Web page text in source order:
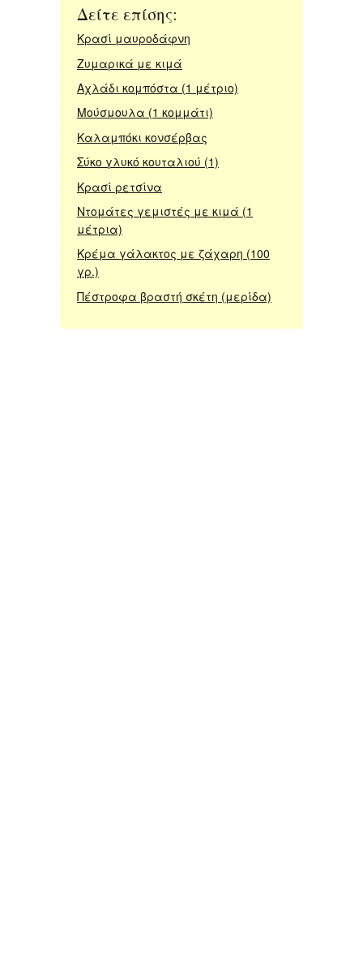
Δείτε επίσης:
Κρασί μαυροδάφνη
Ζυμαρικά με κιμά
Αχλάδι κομπόστα (1 μέτριο)
Μούσμουλα (1 κομμάτι)
Καλαμπόκι κονσέρβας
Σύκο γλυκό κουταλιού (1)
Κρασί ρετσίνα
Ντομάτες γεμιστές με κιμά (1
μέτρια)
Κρέμα γάλακτος με ζάχαρη (100
γρ.)
Πέστροφα βραστή σκέτη (μερίδα)